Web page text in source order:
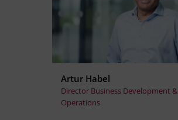
Artur Habel
Director Business Development &
Operations